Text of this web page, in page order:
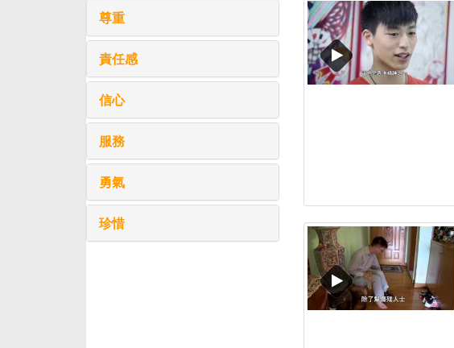
尊重
責任感
信心
服務
勇氣
珍惜